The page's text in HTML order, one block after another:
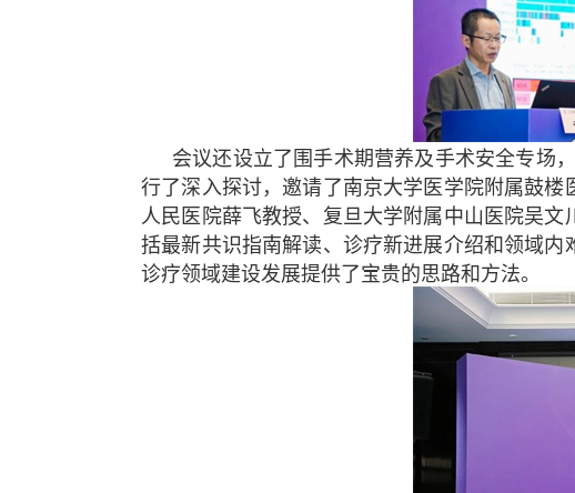
会议还设立了围手术期营养及手术安全专场
行了深入探讨，邀请了南京大学医学院附属鼓
人民医院薛飞教授、复旦大学附属中山医院吴
括最新共识指南解读、诊疗新进展介绍和领域
诊疗领域建设发展提供了宝贵的思路和方法。